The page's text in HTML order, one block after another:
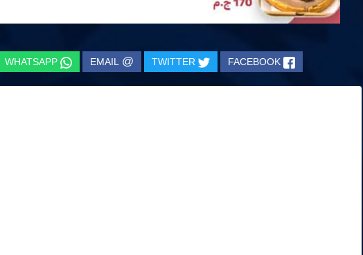
FACEBOOK
TWITTER
@
EMAIL
WHATSAPP